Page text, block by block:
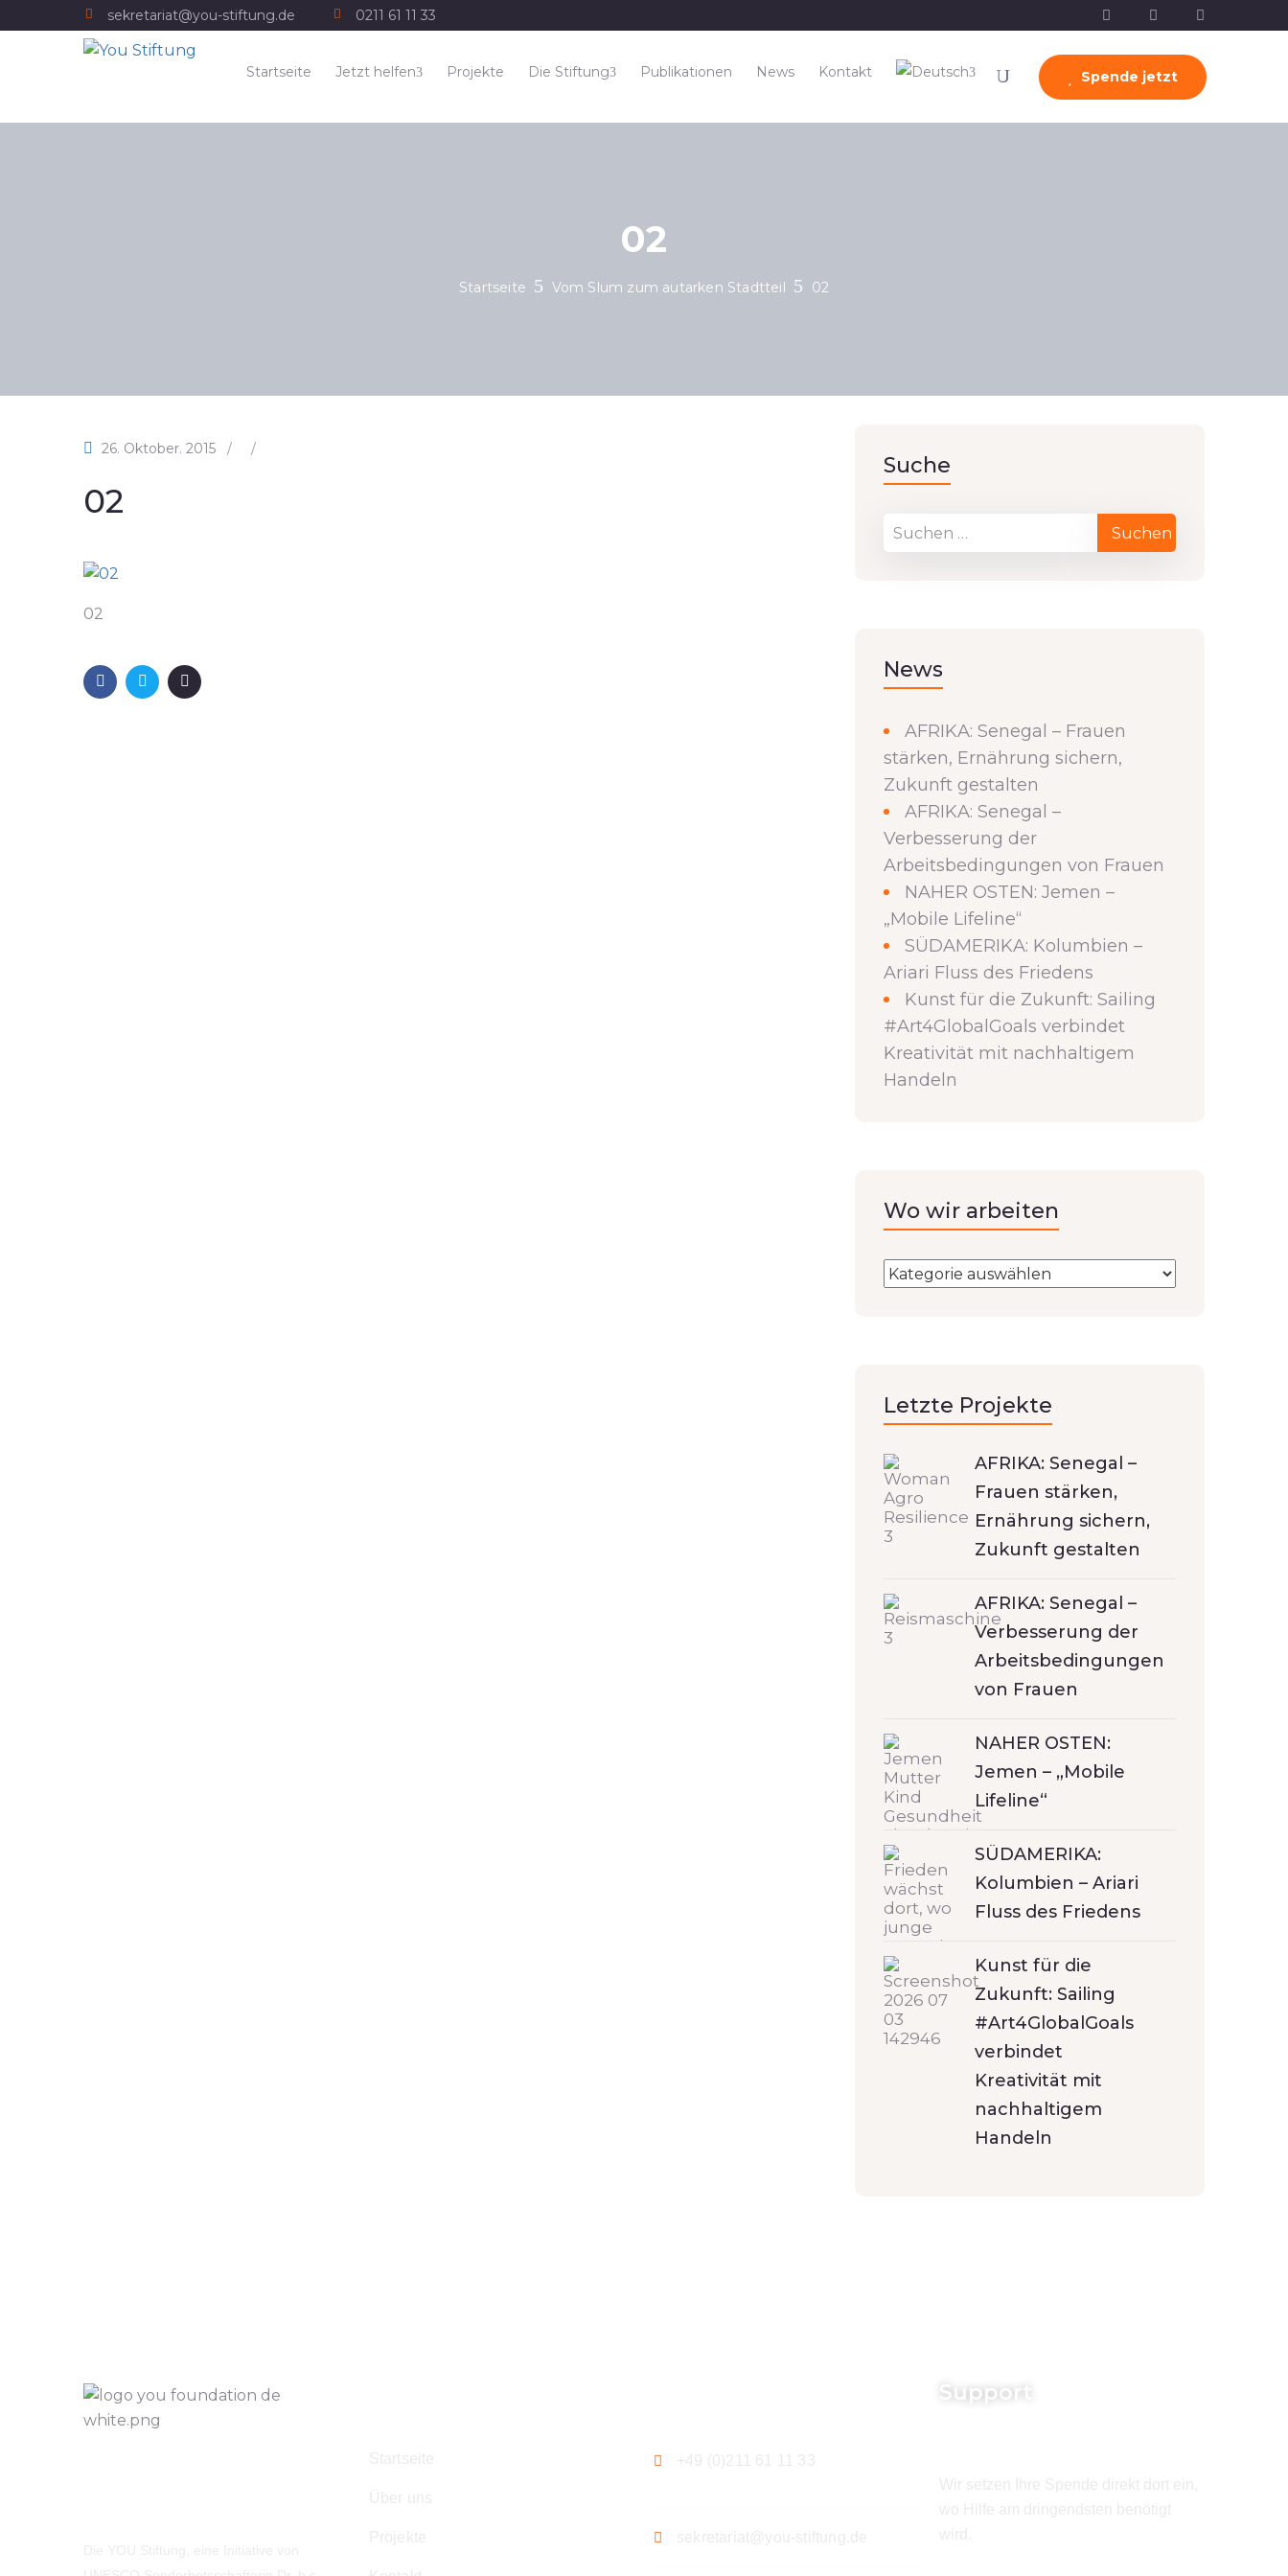
sekretariat@you-stiftung.de 0211 61 11 33
Startseite Jetzt helfen Projekte Die Stiftung Publikationen News Kontakt Spende jetzt
02
Startseite Vom Slum zum autarken Stadtteil 02
26. Oktober. 2015 / /
02
02
Suche
News
AFRIKA: Senegal – Frauen
stärken, Ernährung sichern,
Zukunft gestalten
AFRIKA: Senegal –
Verbesserung der
Arbeitsbedingungen von Frauen
NAHER OSTEN: Jemen –
„Mobile Lifeline“
SÜDAMERIKA: Kolumbien –
Ariari Fluss des Friedens
Kunst für die Zukunft: Sailing
#Art4GlobalGoals verbindet
Kreativität mit nachhaltigem
Handeln
Wo wir arbeiten
Letzte Projekte
AFRIKA: Senegal –
Frauen stärken,
Ernährung sichern,
Zukunft gestalten
AFRIKA: Senegal –
Verbesserung der
Arbeitsbedingungen
von Frauen
NAHER OSTEN:
Jemen – „Mobile
Lifeline“
SÜDAMERIKA:
Kolumbien – Ariari
Fluss des Friedens
Kunst für die
Zukunft: Sailing
#Art4GlobalGoals
verbindet
Kreativität mit
nachhaltigem
Handeln
Support